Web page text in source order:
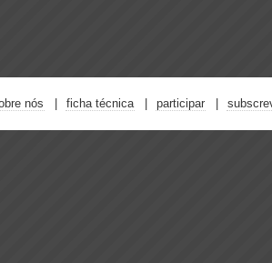
nós ficha técnica participar